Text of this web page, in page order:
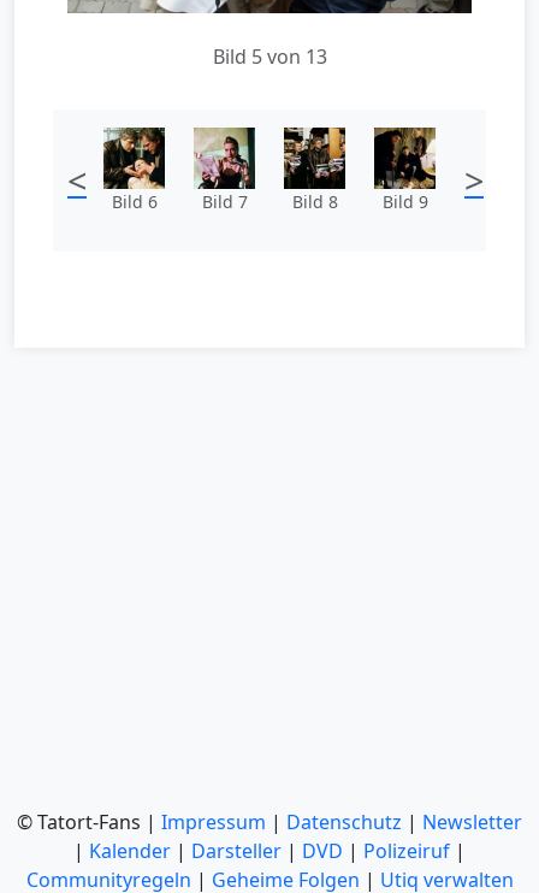
Bild 5 von 13
< Bild 6 Bild 7 Bild 8 Bild 9 >
© Tatort-Fans | Impressum | Datenschutz | Newsletter
| Kalender | Darsteller | DVD | Polizeiruf |
Communityregeln | Geheime Folgen | Utiq verwalten